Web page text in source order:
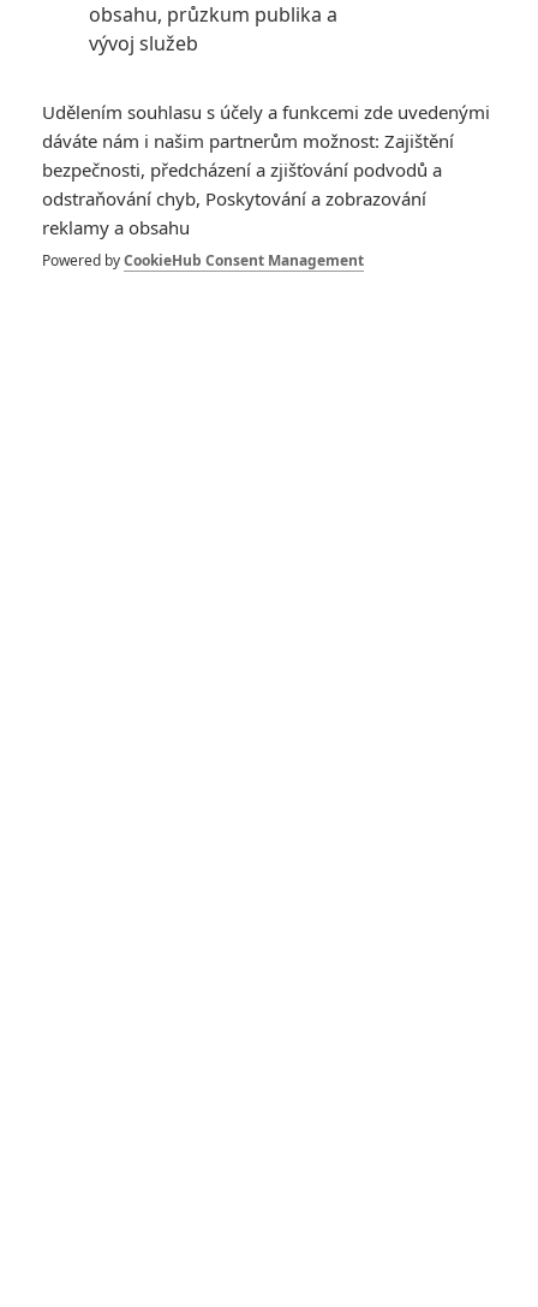
přelidněná a spoustu lidí migruje do vesmírných kolonií. S
postupem času kolonie začnou vyžadovat autonomii a mezi
válečné vřavy jsou vysíláni člověkem pilotovaní roboti, známí
jako „mobilní obleky“, které byly největším tahákem všech
starších animovaných seriálů a filmů.
obsahu, průzkum publika a
vývoj služeb
Udělením souhlasu s účely a funkcemi zde uvedenými
dáváte nám i našim partnerům možnost: Zajištění
bezpečnosti, předcházení a zjišťování podvodů a
odstraňování chyb, Poskytování a zobrazování
reklamy a obsahu
Powered byCookieHub Consent Management